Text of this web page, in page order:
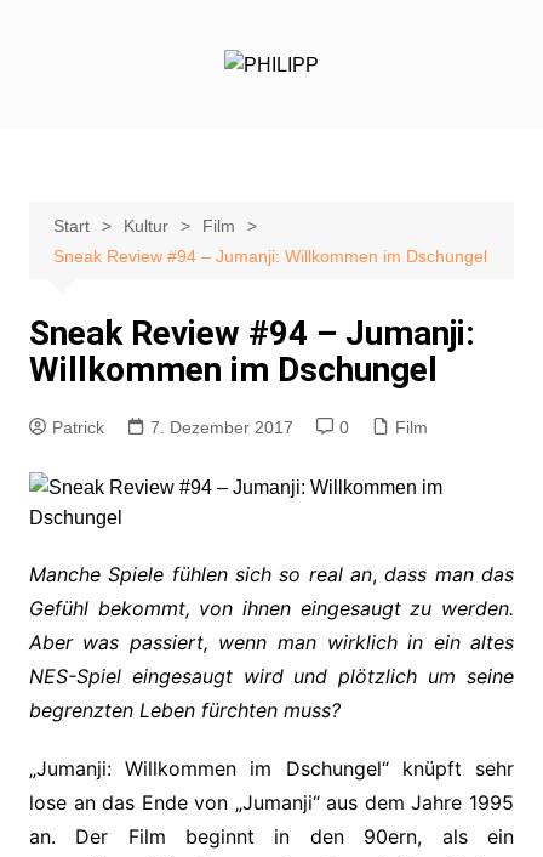
Start Kultur
Film
Sneak Review #94 – Jumanji: Willkommen im Dschungel
Sneak Review #94 – Jumanji:
Willkommen im Dschungel
Patrick 7. Dezember 2017 0 Film
Manche Spiele fühlen sich so real an, dass man das
Gefühl bekommt, von ihnen eingesaugt zu werden.
Aber was passiert, wenn man wirklich in ein altes
NES-Spiel eingesaugt wird und plötzlich um seine
begrenzten Leben fürchten muss?
„Jumanji: Willkommen im Dschungel“ knüpft sehr
lose an das Ende von „Jumanji“ aus dem Jahre 1995
an. Der Film beginnt in den 90ern, als ein